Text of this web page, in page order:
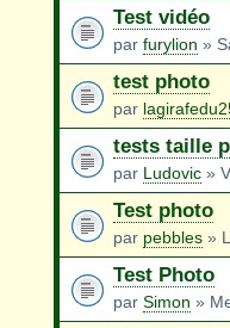
Test vidéo
par furylion »
test photo
par
tests taille
par Ludovic »
Test photo
par pebbles »
Test Photo
par Simon »